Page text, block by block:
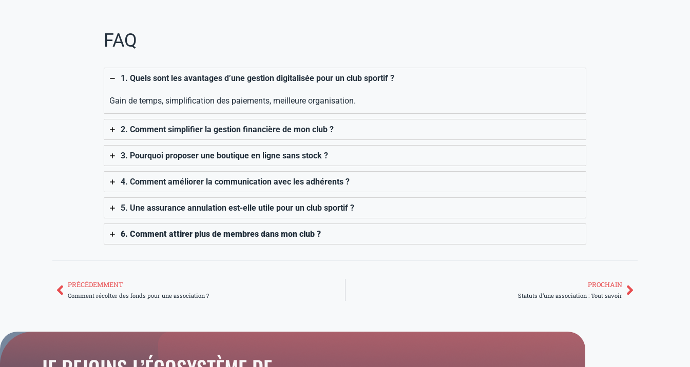
FAQ
1. Quels sont les avantages d’une gestion digitalisée pour un club sportif ?
Gain de temps, simplification des paiements, meilleure organisation.
2. Comment simplifier la gestion financière de mon club ?
3. Pourquoi proposer une boutique en ligne sans stock ?
4. Comment améliorer la communication avec les adhérents ?
5. Une assurance annulation est-elle utile pour un club sportif ?
6. Comment attirer plus de membres dans mon club ?
Prévenir
PRÉCÉDEMMENT
Comment récolter des fonds pour une association ?
PROCHAIN
Statuts d’une association : Tout savoirSuivant